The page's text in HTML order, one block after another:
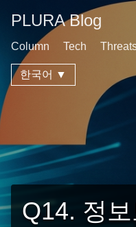
PLURA Blog
Column Tech
한국어 ▼
Q14. 정